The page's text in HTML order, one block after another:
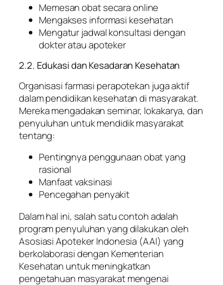
Memesan obat secara online
Mengakses informasi kesehatan
Mengatur jadwal konsultasi dengan
dokter atau apoteker
2.2. Edukasi dan Kesadaran Kesehatan
Organisasi farmasi perapotekan juga aktif
dalam pendidikan kesehatan di masyarakat.
Mereka mengadakan seminar, lokakarya, dan
penyuluhan untuk mendidik masyarakat
tentang:
Pentingnya penggunaan obat yang
rasional
Manfaat vaksinasi
Pencegahan penyakit
Dalam hal ini, salah satu contoh adalah
program penyuluhan yang dilakukan oleh
Asosiasi Apoteker Indonesia (AAI) yang
berkolaborasi dengan Kementerian
Kesehatan untuk meningkatkan
pengetahuan masyarakat mengenai